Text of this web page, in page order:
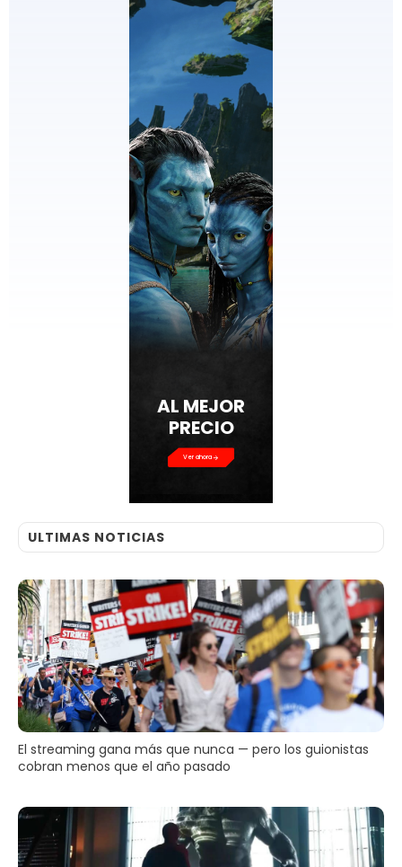
AL MEJOR
PRECIO
Ver ahora
ULTIMAS NOTICIAS
El streaming gana más que nunca — pero los guionistas
cobran menos que el año pasado